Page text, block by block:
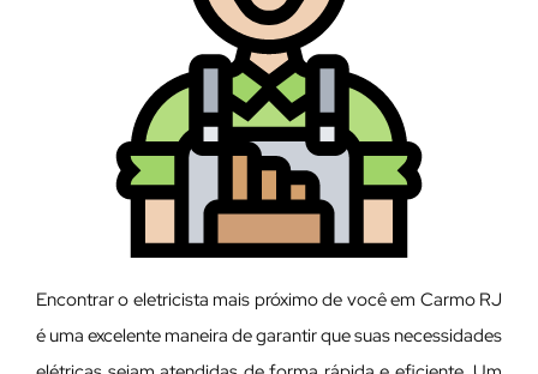
Encontrar o eletricista mais próximo de você em Carmo RJ
é uma excelente maneira de garantir que suas necessidades